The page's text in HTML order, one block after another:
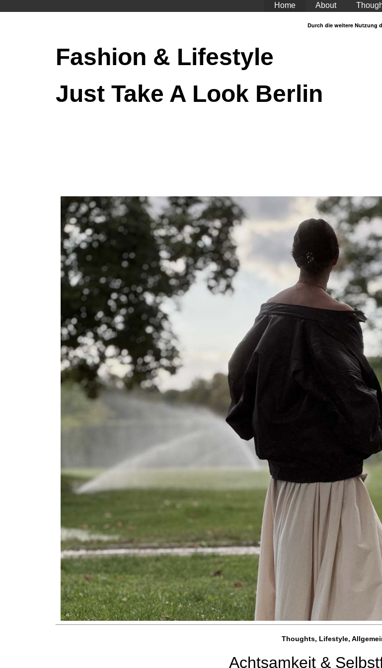
Home About
Fashion & Lifestyle
Just Take A Look Berlin
Thoughts, Lifestyle,
Achtsamkeit &
Durch die weitere Nutzung